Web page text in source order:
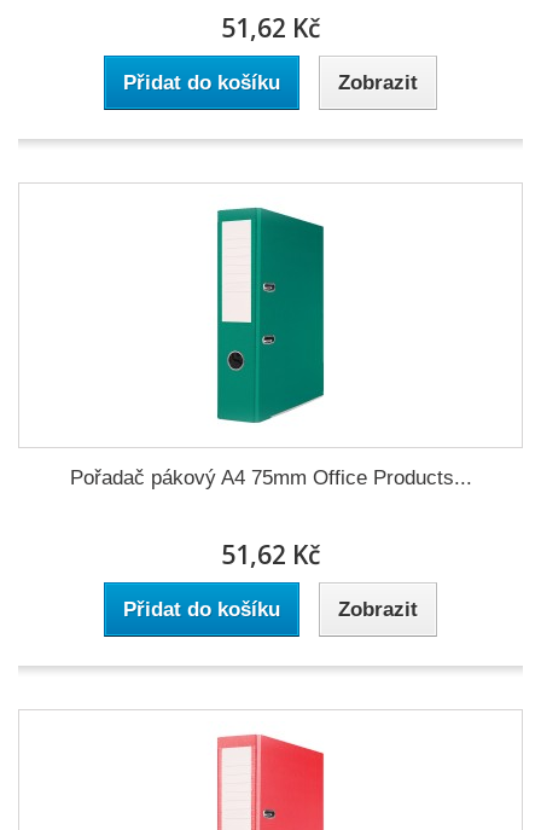
51,62 Kč
Přidat do košíku Zobrazit
Pořadač pákový A4 75mm Office Products...
51,62 Kč
Přidat do košíku Zobrazit